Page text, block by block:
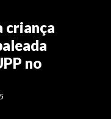
criança
no